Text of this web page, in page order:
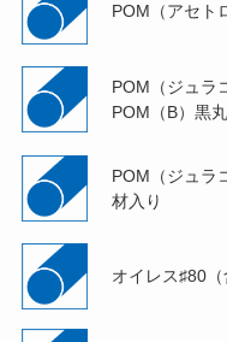
POM（アセト
POM（ジュラ
POM（B）黒
POM（ジュラ
材入り
オイレス♯80（